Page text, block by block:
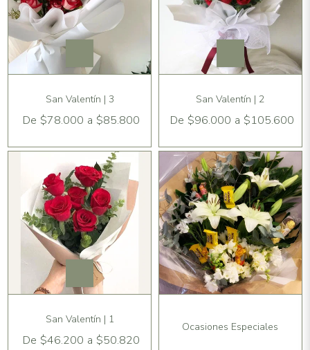
San Valentín | 3
De $78.000 a $85.800
San Valentín | 2
De $96.000 a $105.600
San Valentín | 1
De $46.200 a $50.820
Ocasiones Especiales